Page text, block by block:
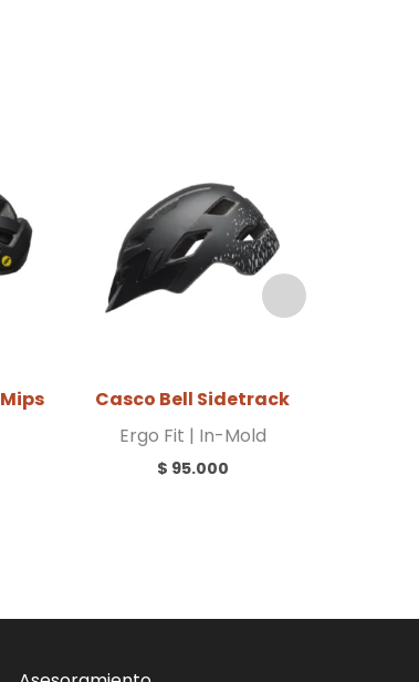
Casco Bell Sidetrack
Ergo Fit | In-Mold
$ 95.000